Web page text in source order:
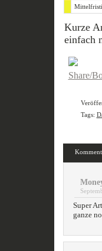
Kurze
einfach
Tags:
Super
ganze